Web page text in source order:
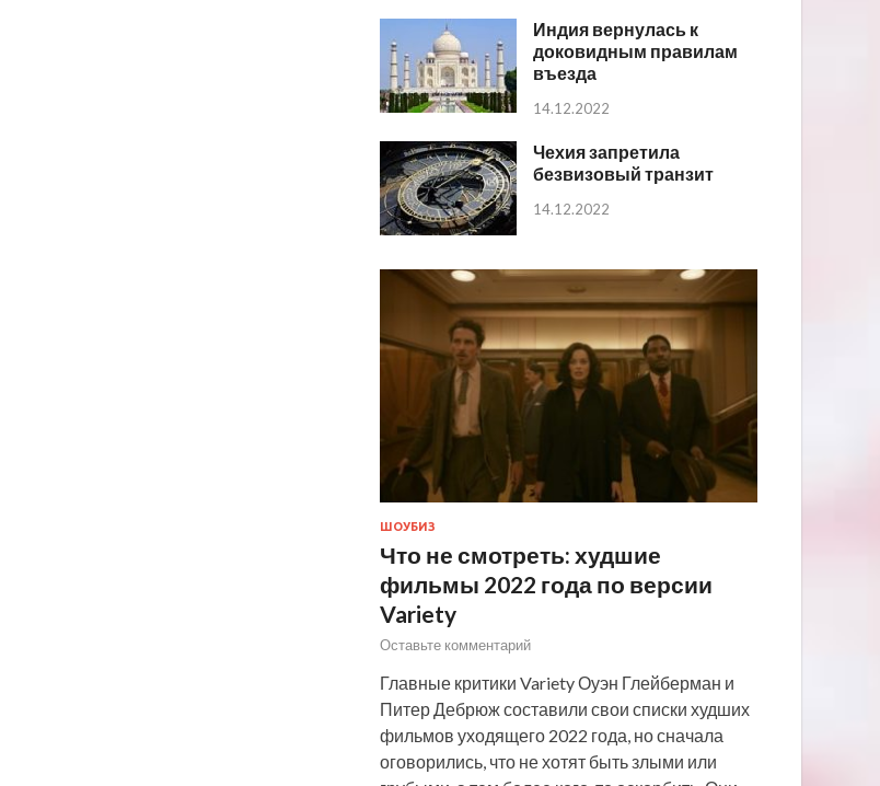
Индия вернулась к
доковидным правилам
въезда
14.12.2022
Чехия запретила
безвизовый транзит
14.12.2022
ШОУБИЗ
Что не смотреть: худшие
фильмы 2022 года по версии
Variety
Оставьте комментарий
Главные критики Variety Оуэн Глейберман и
Питер Дебрюж составили свои списки худших
фильмов уходящего 2022 года, но сначала
оговорились, что не хотят быть злыми или